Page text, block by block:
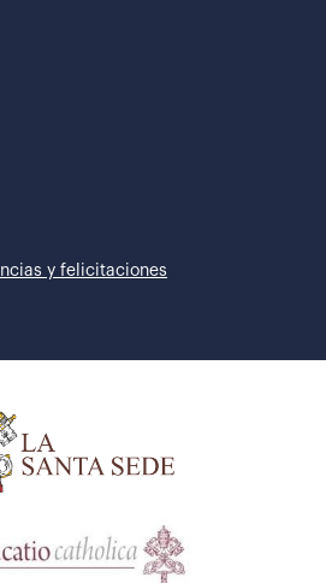
y felicitaciones